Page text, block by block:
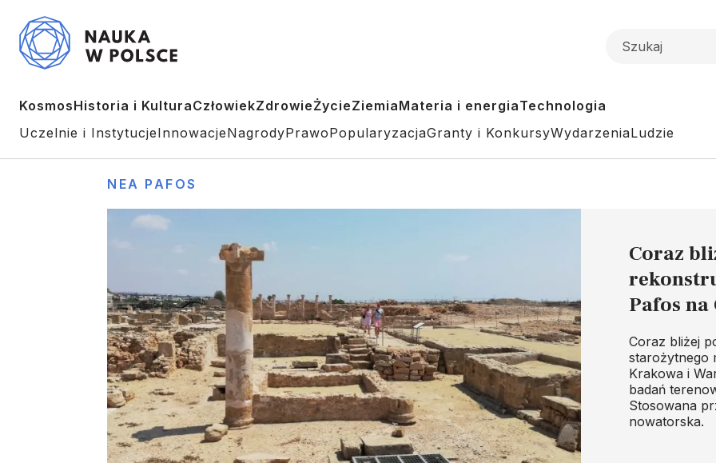
KosmosHistoria i KulturaCzłowiekZdrowieŻycieZiemiaMateria i energiaTechnologia
Uczelnie i InstytucjeInnowacjeNagrodyPrawoPopularyzacjaGranty i KonkursyWydarzeniaLudzie
NEA PAFOS
Coraz
Pafos na
Coraz bliżej
starożytnego
Krakowa i
badań
Stosowana
nowatorska.